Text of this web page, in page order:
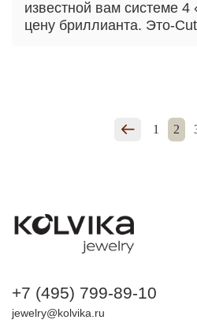
известной вам системе
цену бриллианта. Это-
1 2
+7 (495) 799-89-10
jewelry@kolvika.ru